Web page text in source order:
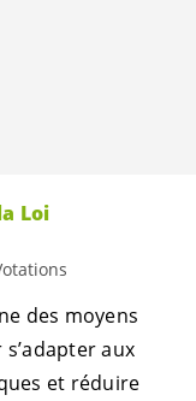
Loi
des moyens
aux
et réduire